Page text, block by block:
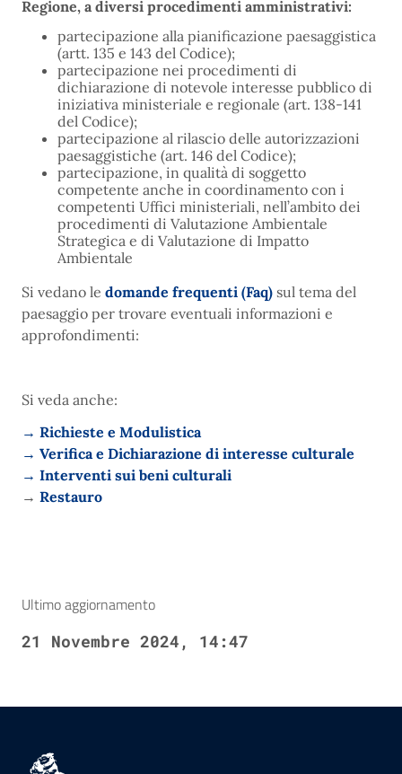
Regione, a diversi procedimenti amministrativi:
partecipazione alla pianificazione paesaggistica
(artt. 135 e 143 del Codice);
partecipazione nei procedimenti di
dichiarazione di notevole interesse pubblico di
iniziativa ministeriale e regionale (art. 138-141
del Codice);
partecipazione al rilascio delle autorizzazioni
paesaggistiche (art. 146 del Codice);
partecipazione, in qualità di soggetto
competente anche in coordinamento con i
competenti Uffici ministeriali, nell’ambito dei
procedimenti di Valutazione Ambientale
Strategica e di Valutazione di Impatto
Ambientale
Si vedano le domande frequenti (Faq) sul tema del
paesaggio per trovare eventuali informazioni e
approfondimenti:
Si veda anche:
→ Richieste e Modulistica
→ Verifica e Dichiarazione di interesse culturale
→ Interventi sui beni culturali
→ Restauro
Ultimo aggiornamento
21 Novembre 2024, 14:47